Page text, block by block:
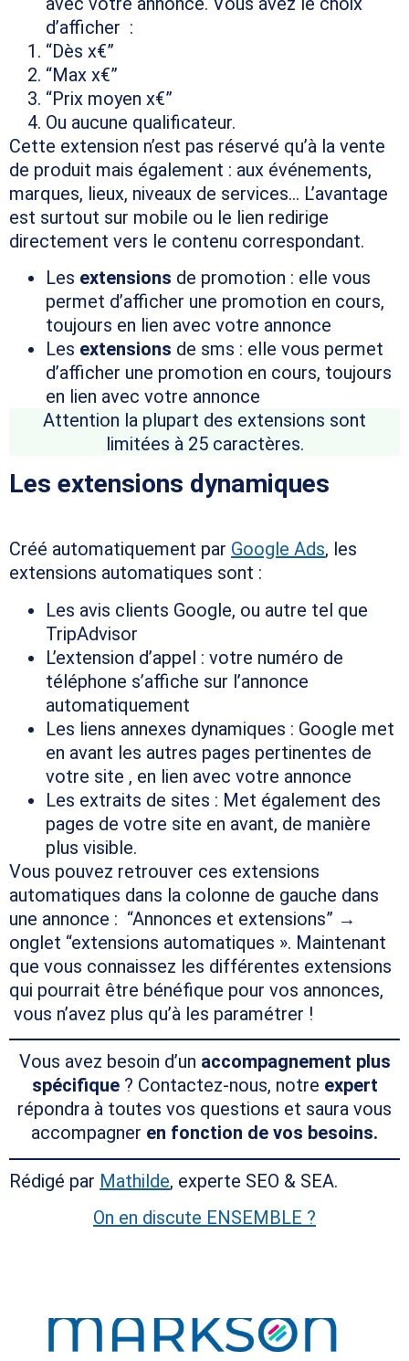
d’afficher :
“Dès x€”
“Max x€”
“Prix moyen x€”
Ou aucune qualificateur.
Cette extension n’est pas réservé qu’à la vente
de produit mais également : aux événements,
marques, lieux, niveaux de services… L’avantage
est surtout sur mobile ou le lien redirige
directement vers le contenu correspondant.
Les extensions de promotion : elle vous
permet d’afficher une promotion en cours,
toujours en lien avec votre annonce
Les extensions de sms : elle vous permet
d’afficher une promotion en cours, toujours
en lien avec votre annonce
Attention la plupart des extensions sont
limitées à 25 caractères.
Les extensions dynamiques
Créé automatiquement par Google Ads, les
extensions automatiques sont :
Les avis clients Google, ou autre tel que
TripAdvisor
L’extension d’appel : votre numéro de
téléphone s’affiche sur l’annonce
automatiquement
Les liens annexes dynamiques : Google met
en avant les autres pages pertinentes de
votre site , en lien avec votre annonce
Les extraits de sites : Met également des
pages de votre site en avant, de manière
plus visible.
Vous pouvez retrouver ces extensions
automatiques dans la colonne de gauche dans
une annonce : “Annonces et extensions” →
onglet “extensions automatiques ». Maintenant
que vous connaissez les différentes extensions
qui pourrait être bénéfique pour vos annonces,
vous n’avez plus qu’à les paramétrer !
Vous avez besoin d’un accompagnement plus
spécifique? Contactez-nous, notre expert
répondra à toutes vos questions et saura vous
accompagner en fonction de vos besoins.
Rédigé par Mathilde, experte SEO & SEA.
On en discute ENSEMBLE ?